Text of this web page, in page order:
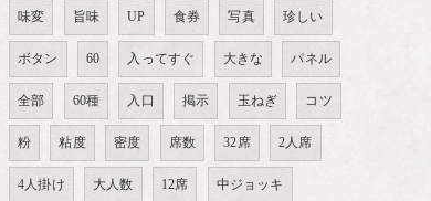
味変 旨味 UP 食券 写真 珍しい
ボタン 60 入ってすぐ 大きな パネル
全部 60種 入口 掲示 玉ねぎ コツ
粉 粘度 密度 席数 32席 2人席
4人掛け 大人数 12席 中ジョッキ